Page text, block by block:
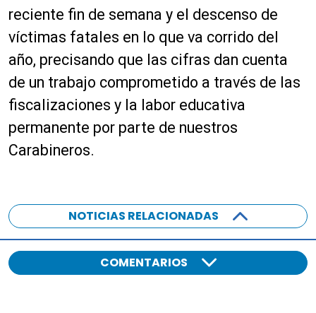
reciente fin de semana y el descenso de
víctimas fatales en lo que va corrido del
año, precisando que las cifras dan cuenta
de un trabajo comprometido a través de las
fiscalizaciones y la labor educativa
permanente por parte de nuestros
Carabineros.
NOTICIAS RELACIONADAS
COMENTARIOS